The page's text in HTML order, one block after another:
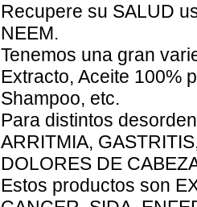
Recupere su SALUD
NEEM.
Tenemos una gran
Extracto, Aceite 100%
Shampoo, etc.
Para distintos
ARRITMIA,
DOLORES DE
Estos productos son